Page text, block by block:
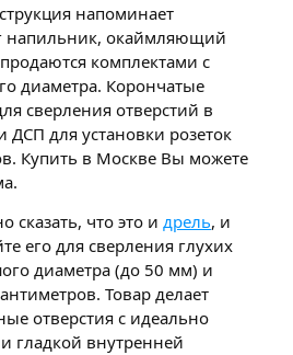
напоминает
напильник, окаймляющий
комплектами с
диаметра. Корончатые
сверления отверстий в
ДСП для установки розеток
Купить в Москве Вы можете
сказать, что это и дрель, и
его для сверления глухих
диаметра (до 50 мм) и
Товар делает
отверстия с идеально
гладкой внутренней